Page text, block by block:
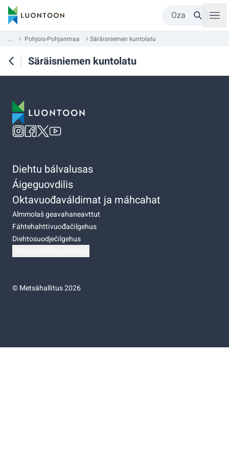
Oza
... Pohjois-Pohjanmaa Säräisniemen kuntolatu
Säräisniemen kuntolatu
Diehtu bálvalusas
Áigeguovdilis
Oktavuođaváldimat ja máhcahat
Almmolaš geavahaneavttut
Fáhtehahttivuođačilgehus
Diehtosuodječilgehus
©Metsähallitus 2026